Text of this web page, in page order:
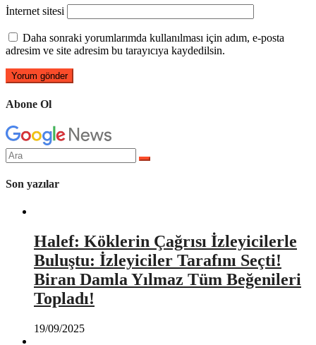
İnternet sitesi
Daha sonraki yorumlarımda kullanılması için adım, e-posta
adresim ve site adresim bu tarayıcıya kaydedilsin.
Abone Ol
Arama
yap:
Son yazılar
Halef: Köklerin Çağrısı İzleyicilerle
Buluştu: İzleyiciler Tarafını Seçti!
Biran Damla Yılmaz Tüm Beğenileri
Topladı!
19/09/2025